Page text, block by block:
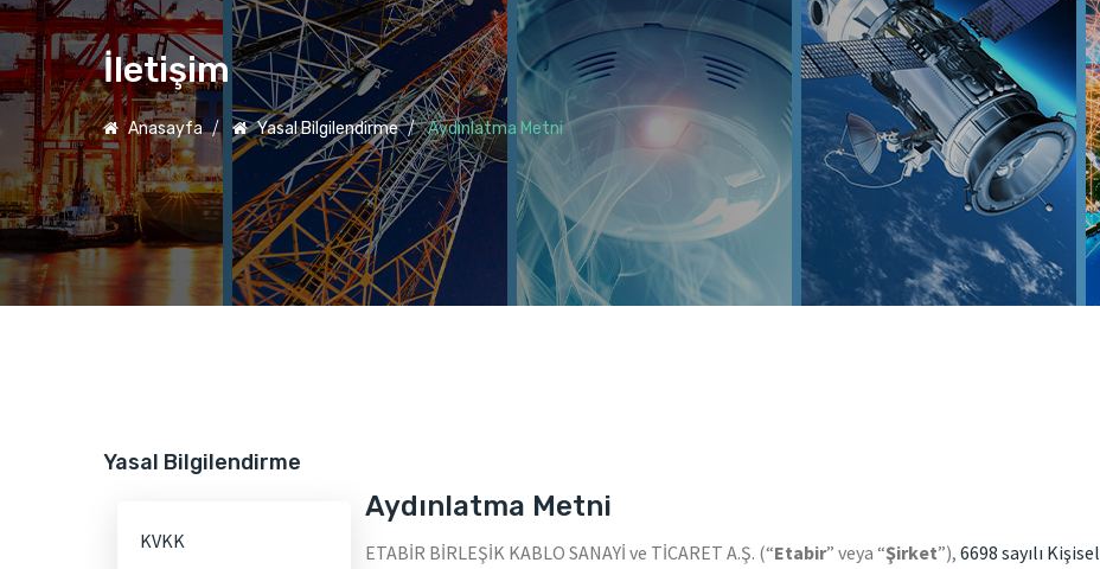
İletişim
Anasayfa Yasal Bilgilendirme Aydınlatma Metni
Yasal Bilgilendirme
KVKK
Aydınlatma Metni
ETABİR BİRLEŞİK KABLO SANAYİ ve TİCARET A.Ş. (“Etabir” veya “Şirket”), 6698 sayılı Kişisel